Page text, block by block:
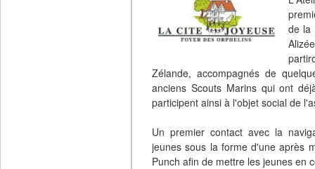
de la
Zélande, accompagnés de
anciens Scouts Marins qui ont
participent ainsi à l'objet social de
Un premier contact avec la
jeunes sous la forme d'une après
Punch afin de mettre les jeunes en